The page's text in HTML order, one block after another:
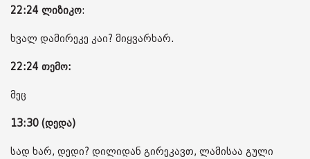
22:24 ლიზიკო:
ხვალ დამირეკე კაი? მიყვარხარ.
22:24 თემო:
მეც
13:30 (დედა)
სად ხარ, დედი? დილიდან გირეკავთ, ლამისაა გული